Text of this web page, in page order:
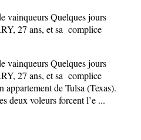
vainqueurs Quelques jours
27 ans, et sa complice
vainqueurs Quelques jours
27 ans, et sa complice
appartement de Tulsa (Texas).
deux voleurs forcent l’e ...